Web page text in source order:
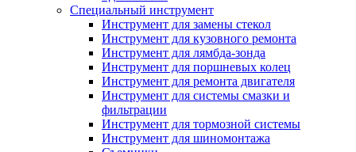
Специальный инструмент
Инструмент для замены стекол
Инструмент для кузовного ремонта
Инструмент для лямбда-зонда
Инструмент для поршневых колец
Инструмент для ремонта двигателя
Инструмент для системы смазки и
фильтрации
Инструмент для тормозной системы
Инструмент для шиномонтажа